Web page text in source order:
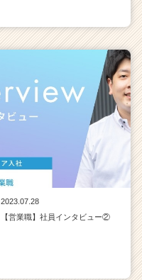
2023.07.28
【営業職】社員インタビュー②